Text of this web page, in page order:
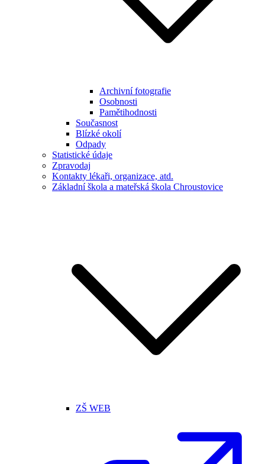
Archivní fotografie
Osobnosti
Pamětihodnosti
Současnost
Blízké okolí
Odpady
Statistické údaje
Zpravodaj
Kontakty lékaři, organizace, atd.
Základní škola a mateřská škola Chroustovice
ZŠ WEB